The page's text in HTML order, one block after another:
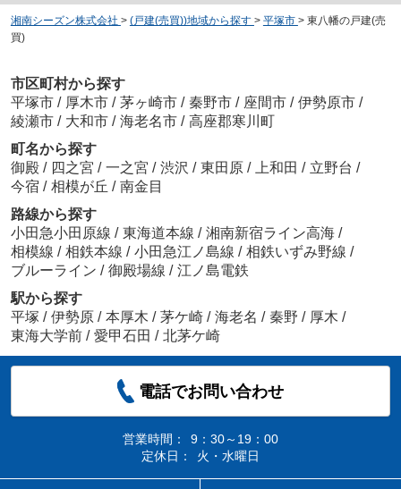
湘南シーズン株式会社 > (戸建(売買))地域から探す > 平塚市 > 東八幡の戸建(売
買)
市区町村から探す
平塚市 / 厚木市 / 茅ヶ崎市 / 秦野市 / 座間市 / 伊勢原市 /
綾瀬市 / 大和市 / 海老名市 / 高座郡寒川町
町名から探す
御殿 / 四之宮 / 一之宮 / 渋沢 / 東田原 / 上和田 / 立野台 /
今宿 / 相模が丘 / 南金目
路線から探す
小田急小田原線 / 東海道本線 / 湘南新宿ライン高海 /
相模線 / 相鉄本線 / 小田急江ノ島線 / 相鉄いずみ野線 /
ブルーライン / 御殿場線 / 江ノ島電鉄
駅から探す
平塚 / 伊勢原 / 本厚木 / 茅ケ崎 / 海老名 / 秦野 / 厚木 /
東海大学前 / 愛甲石田 / 北茅ケ崎
電話でお問い合わせ
営業時間：
9：30～19：00
定休日：
火・水曜日